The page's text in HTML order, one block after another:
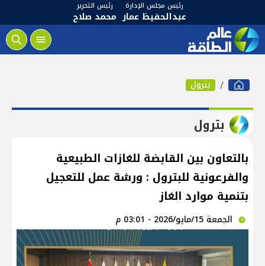
رئيس مجلس الإدارة
عبدالحفيظ عمار
رئيس التحرير
محمد صلاح
بترول
بترول
بالتعاون بين القابضة للغازات الطبيعية
والفرعونية للبترول : ورشة عمل للتعجيل
بتنمية موارد الغاز
الجمعة 15/مايو/2026 - 03:01 م